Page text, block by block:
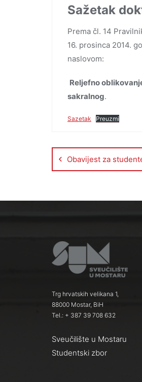
Sažetak
Prema čl. 14
16. prosinca 2014.
naslovom:
Reljefno
sakralnog.
Sazetak Preuzmi
Obavijest za
Trg hrvatskih velikana 1,
88000 Mostar, BiH
Tel.: + 387 39 708 632
Sveučilište u Mostaru
Studentski zbor